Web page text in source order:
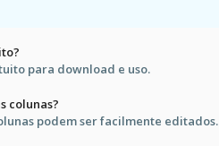
para download e uso.
colunas?
podem ser facilmente editados.